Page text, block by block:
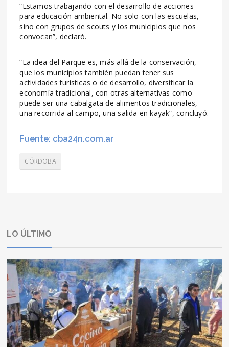
“Estamos trabajando con el desarrollo de acciones
para educación ambiental. No solo con las escuelas,
sino con grupos de scouts y los municipios que nos
convocan”, declaró.
“La idea del Parque es, más allá de la conservación,
que los municipios también puedan tener sus
actividades turísticas o de desarrollo, diversificar la
economía tradicional, con otras alternativas como
puede ser una cabalgata de alimentos tradicionales,
una recorrida al campo, una salida en kayak”, concluyó.
Fuente: cba24n.com.ar
CÓRDOBA
LO ÚLTIMO